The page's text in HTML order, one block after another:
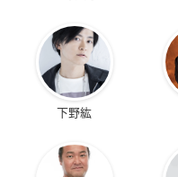
下野紘